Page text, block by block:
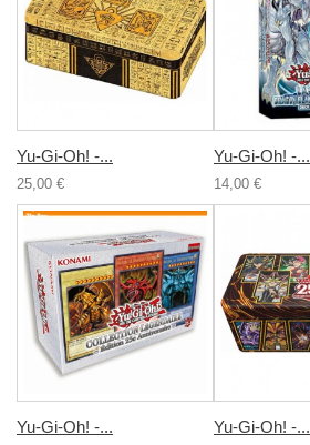
Yu-Gi-Oh! -...
25,00 €
Yu-Gi-Oh! -...
14,00 €
Yu-Gi-Oh! -... Yu-Gi-Oh! -...